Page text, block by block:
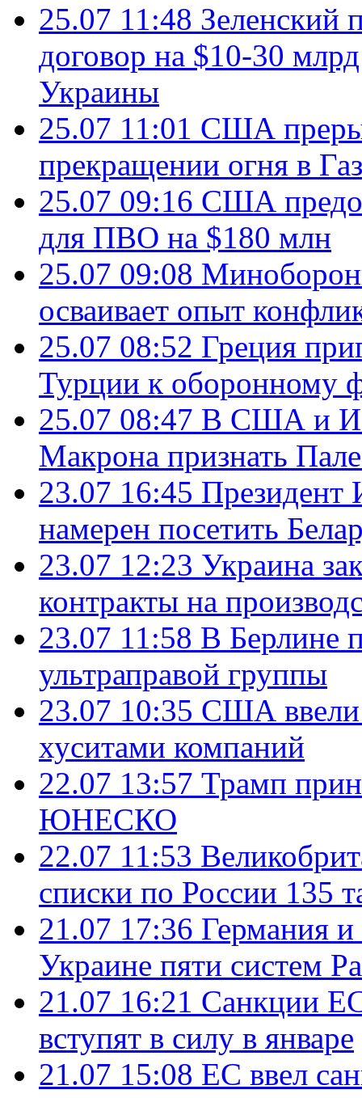
25.07 11:48 Зеленский
договор на $10-30
Украины
25.07 11:01 США
прекращении огня в
25.07 09:16 США
для ПВО на $180 млн
25.07 09:08
осваивает опыт
25.07 08:52 Греция
Турции к оборонному
25.07 08:47 В США и
Макрона признать
23.07 16:45 Президент
намерен посетить
23.07 12:23 Украина
контракты на
23.07 11:58 В Берлине
ультраправой группы
23.07 10:35 США ввели
хуситами компаний
22.07 13:57 Трамп
ЮНЕСКО
22.07 11:53
списки по России 135
21.07 17:36 Германия
Украине пяти систем
21.07 16:21 Санкции
вступят в силу в январе
21.07 15:08 ЕС ввел